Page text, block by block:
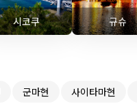
시코쿠 규슈
군마현 사이타마현